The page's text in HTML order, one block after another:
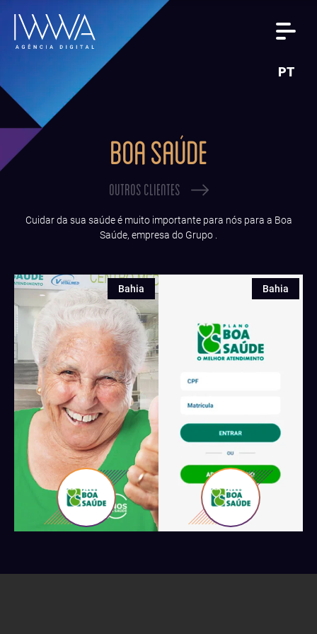
PT
BOA SAÚDE
OUTROS CLIENTES
Cuidar da sua saúde é muito importante para nós para a Boa
Saúde, empresa do Grupo .
Bahia Bahia